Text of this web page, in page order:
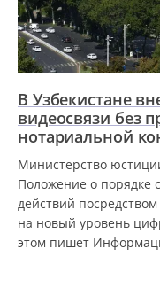
В Узбекистане
видеосвязи без
нотариальной
Министерство
Положение о порядке
действий
на новый уровень
этом пишет